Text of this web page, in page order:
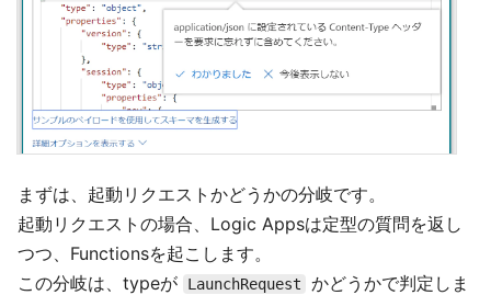
まずは、起動リクエストかどうかの分岐です。
起動リクエストの場合、Logic Appsは定型の質問を返し
つつ、Functionsを起こします。
この分岐は、typeが
LaunchRequest
かどうかで判定しま